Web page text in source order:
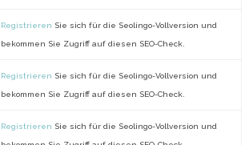
Registrieren Sie sich für die Seolingo-Vollversion und
bekommen Sie Zugriff auf diesen SEO-Check.
Registrieren Sie sich für die Seolingo-Vollversion und
bekommen Sie Zugriff auf diesen SEO-Check.
Registrieren Sie sich für die Seolingo-Vollversion und